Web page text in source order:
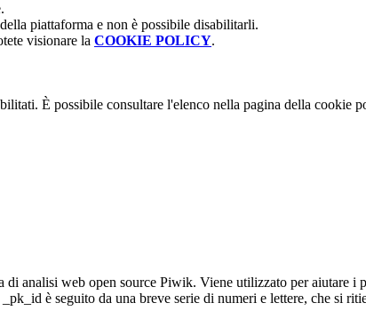
piattaforma e non è possibile disabilitarli.
visionare la COOKIE POLICY.
È possibile consultare l'elenco nella pagina della cookie
di analisi web open source Piwik. Viene utilizzato per aiutare
è seguito da una breve serie di numeri e lettere, che si